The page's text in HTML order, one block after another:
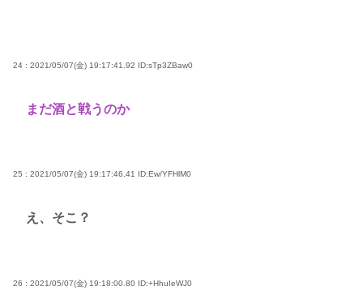
24 : 2021/05/07(金) 19:17:41.92 ID:sTp3ZBaw0
まだ酒と戦うのか
25 : 2021/05/07(金) 19:17:46.41 ID:Ew/YFHlM0
え、そこ？
26 : 2021/05/07(金) 19:18:00.80 ID:+HhuIeWJ0